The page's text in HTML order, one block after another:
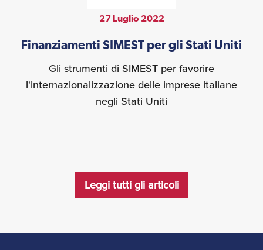
27 Luglio 2022
Finanziamenti SIMEST per gli Stati Uniti
Gli strumenti di SIMEST per favorire
l'internazionalizzazione delle imprese italiane
negli Stati Uniti
Leggi tutti gli articoli